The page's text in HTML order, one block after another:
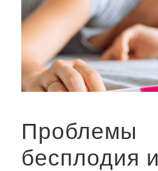
Проблемы
бесплодия и